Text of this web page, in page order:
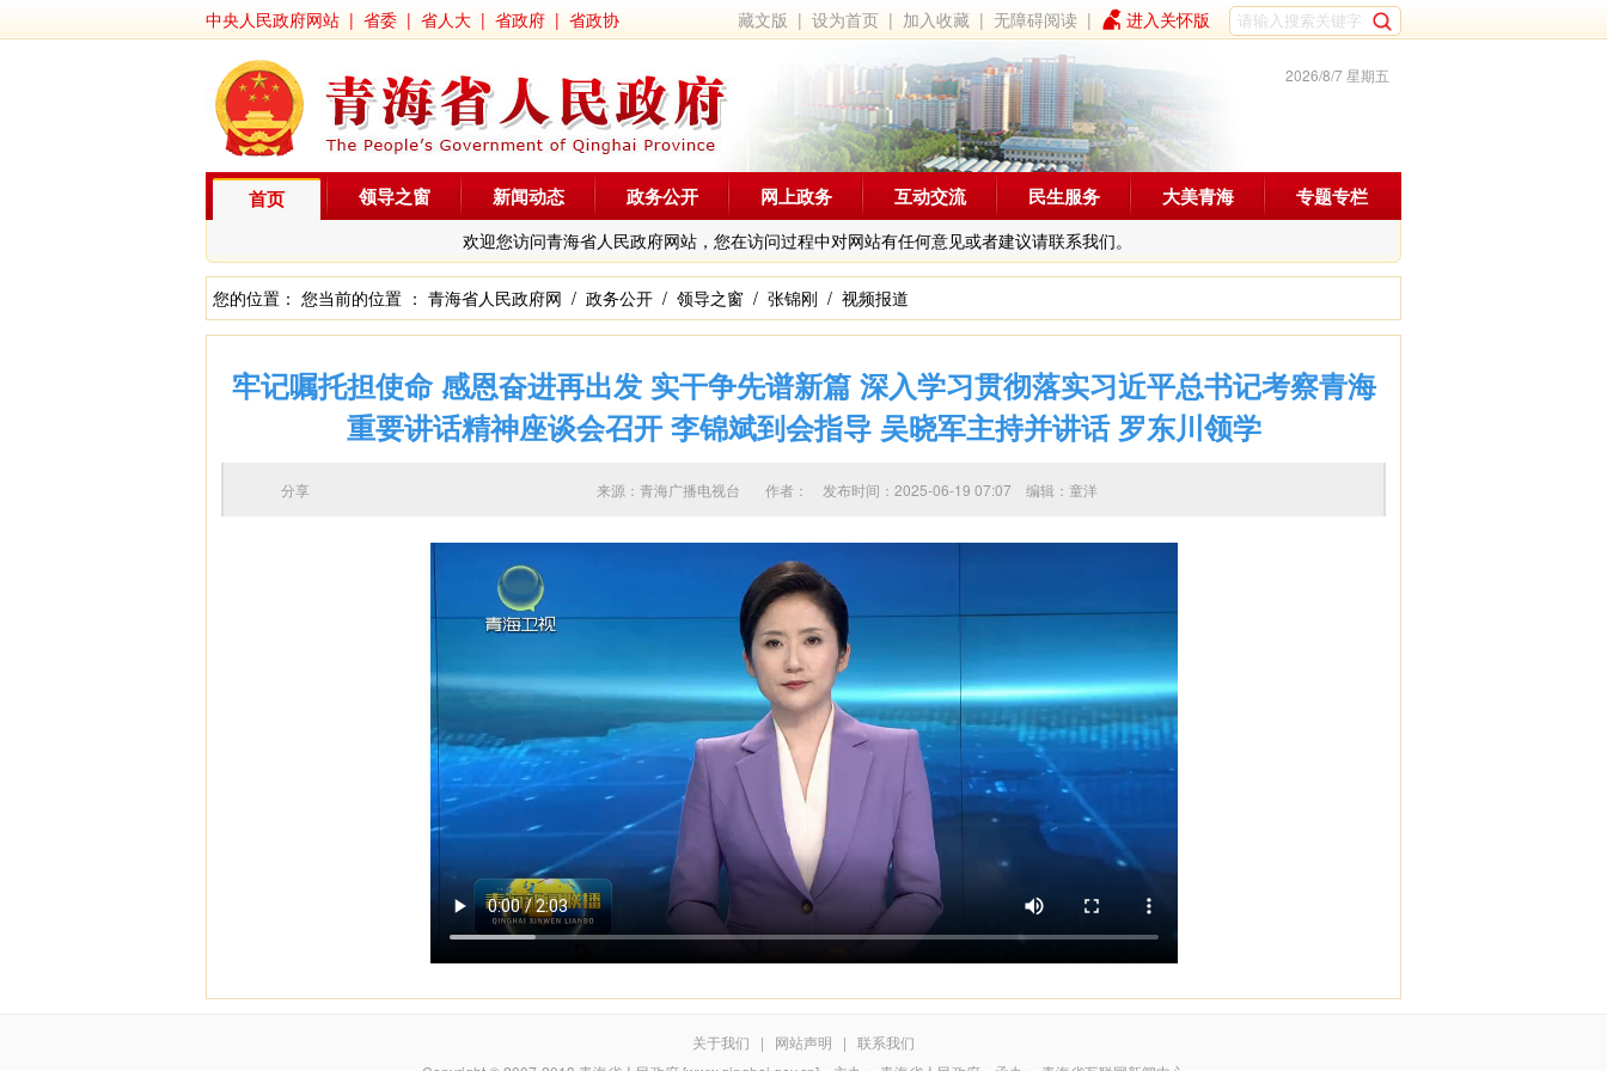
中央人民政府网站 | 省委 | 省人大 | 省政府 | 省政协 藏文版 |设为首页 | 加入收藏 |无障碍阅读 | 进入关怀版
2026/8/7 星期五
首页
欢迎您访问青海省人民政府网站，您在访问过程中对网站有任何意见或者建议请联系我们。
领导之窗 新闻动态 政务公开 网上政务 互动交流 民生服务 大美青海 专题专栏
您的位置： 您当前的位置 ： 青海省人民政府网 / 政务公开 / 领导之窗 / 张锦刚 / 视频报道
牢记嘱托担使命 感恩奋进再出发 实干争先谱新篇 深入学习贯彻落实习近平总书记考察青海
重要讲话精神座谈会召开 李锦斌到会指导 吴晓军主持并讲话 罗东川领学
来源：青海广播电视台 作者： 发布时间：2025-06-19 07:07 编辑：童洋
分享
关于我们 | 网站声明 | 联系我们